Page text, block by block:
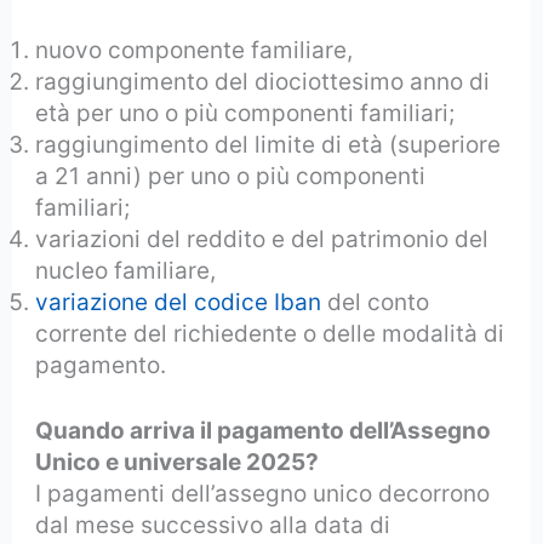
nuovo componente familiare,
raggiungimento del diociottesimo anno di
età per uno o più componenti familiari;
raggiungimento del limite di età (superiore
a 21 anni) per uno o più componenti
familiari;
variazioni del reddito e del patrimonio del
nucleo familiare,
variazione del codice Iban del conto
corrente del richiedente o delle modalità di
pagamento.
Quando arriva il pagamento dell’Assegno
Unico e universale 2025?
I pagamenti dell’assegno unico decorrono
dal mese successivo alla data di